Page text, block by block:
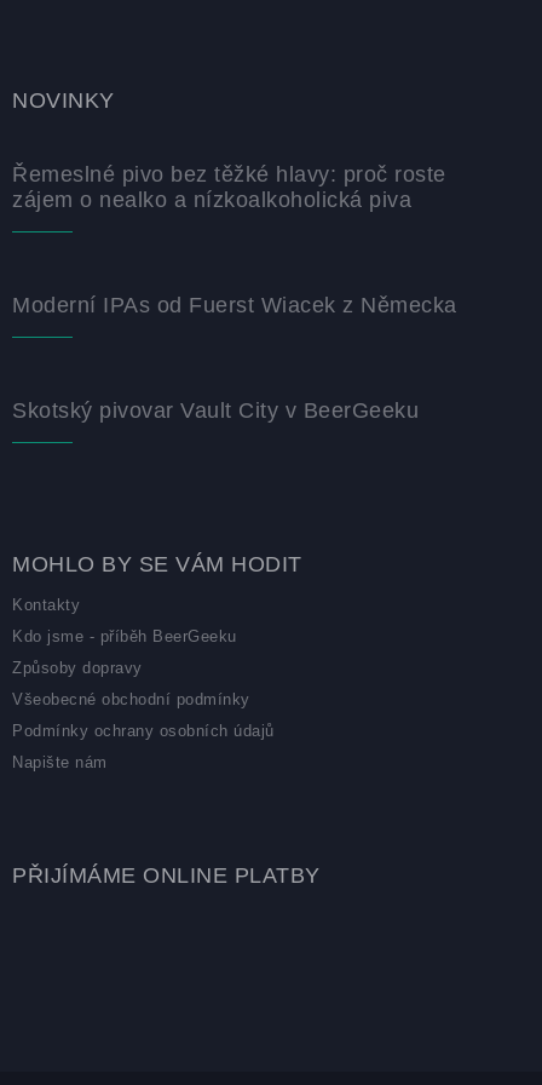
NOVINKY
Řemeslné pivo bez těžké hlavy: proč roste
zájem o nealko a nízkoalkoholická piva
Moderní IPAs od Fuerst Wiacek z Německa
Skotský pivovar Vault City v BeerGeeku
MOHLO BY SE VÁM HODIT
Kontakty
Kdo jsme - příběh BeerGeeku
Způsoby dopravy
Všeobecné obchodní podmínky
Podmínky ochrany osobních údajů
Napište nám
PŘIJÍMÁME ONLINE PLATBY